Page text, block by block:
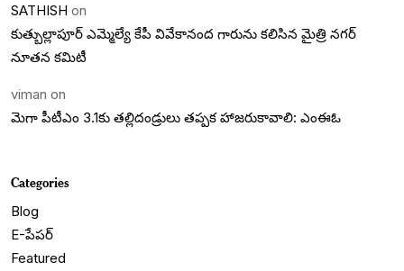
SATHISH on
కుత్బుల్లాపూర్ ఎమ్మెల్యే కేపీ వివేకానంద గారును కలిసిన మైత్రి నగర్
నూతన కమిటీ
viman on
మెగా పీటీఎం 3.1కు తల్లిదండ్రులు తప్పక హాజరుకావాలి: ఎంఈఓ
Categories
Blog
E-పేపర్
Featured